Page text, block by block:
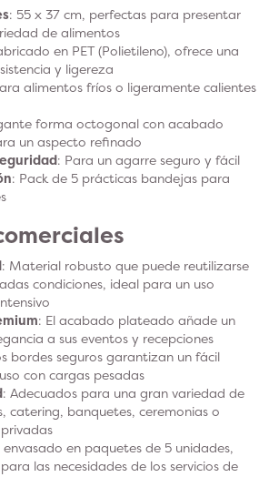
: 55 x 37 cm, perfectas para presentar
de alimentos
en PET (Polietileno), ofrece una
y ligereza
alimentos fríos o ligeramente calientes
forma octogonal con acabado
un aspecto refinado
: Para un agarre seguro y fácil
: Pack de 5 prácticas bandejas para
: Material robusto que puede reutilizarse
condiciones, ideal para un uso
: El acabado plateado añade un
a sus eventos y recepciones
bordes seguros garantizan un fácil
con cargas pesadas
: Adecuados para una gran variedad de
catering, banquetes, ceremonias o
envasado en paquetes de 5 unidades,
las necesidades de los servicios de